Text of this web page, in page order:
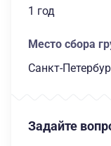
1 год
Место сбора
Санкт-
Задайте